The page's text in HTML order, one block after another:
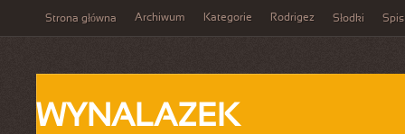
Strona główna Archiwum Kategorie Rodrigez Słodki Spis
WYNALAZEK